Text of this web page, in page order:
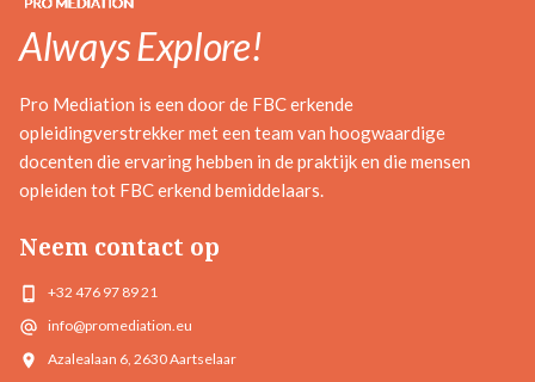
Always Explore!
Pro Mediation is een door de FBC erkende
opleidingverstrekker met een team van hoogwaardige
docenten die ervaring hebben in de praktijk en die mensen
opleiden tot FBC erkend bemiddelaars.
Neem contact op
+32 476 97 89 21
info@promediation.eu
Azalealaan 6, 2630 Aartselaar